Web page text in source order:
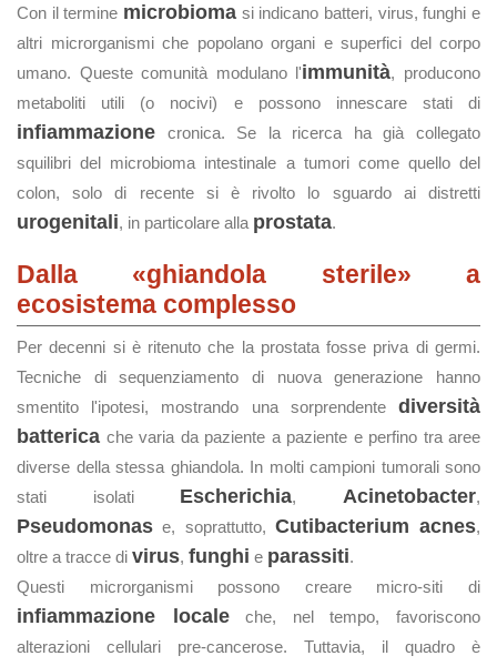
Con il termine microbioma si indicano batteri, virus, funghi e
altri microrganismi che popolano organi e superfici del corpo
umano. Queste comunità modulano l'immunità, producono
metaboliti utili (o nocivi) e possono innescare stati di
infiammazione cronica. Se la ricerca ha già collegato
squilibri del microbioma intestinale a tumori come quello del
colon, solo di recente si è rivolto lo sguardo ai distretti
urogenitali, in particolare alla prostata.
Dalla «ghiandola sterile» a
ecosistema complesso
Per decenni si è ritenuto che la prostata fosse priva di germi.
Tecniche di sequenziamento di nuova generazione hanno
smentito l'ipotesi, mostrando una sorprendente diversità
batterica che varia da paziente a paziente e perfino tra aree
diverse della stessa ghiandola. In molti campioni tumorali sono
stati isolati Escherichia, Acinetobacter,
Pseudomonas e, soprattutto, Cutibacterium acnes,
oltre a tracce di virus, funghi e parassiti.
Questi microrganismi possono creare micro‑siti di
infiammazione localeche, nel tempo, favoriscono
alterazioni cellulari pre‑cancerose. Tuttavia, il quadro è